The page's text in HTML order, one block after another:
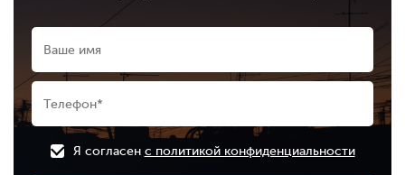
Я согласен с политикой конфиденциальности